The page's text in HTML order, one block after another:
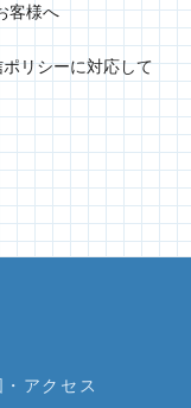
客様へ
リシーに対応して
・アクセス